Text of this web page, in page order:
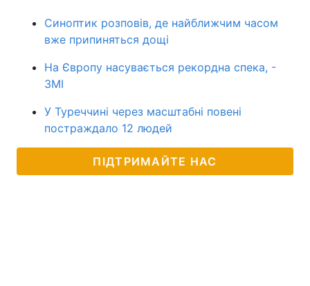
Синоптик розповів, де найближчим часом
вже припиняться дощі
На Європу насувається рекордна спека, -
ЗМІ
У Туреччині через масштабні повені
постраждало 12 людей
ПІДТРИМАЙТЕ НАС